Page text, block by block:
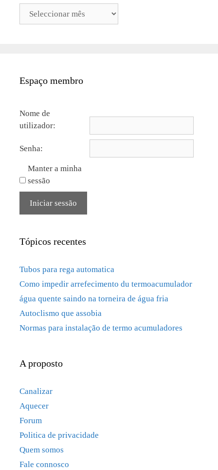
Arquivos
Espaço membro
Nome de
utilizador:
Senha:
Manter a minha
sessão
Iniciar sessão
Tópicos recentes
Tubos para rega automatica
Como impedir arrefecimento du termoacumulador
água quente saindo na torneira de água fria
Autoclismo que assobia
Normas para instalação de termo acumuladores
A proposto
Canalizar
Aquecer
Forum
Politica de privacidade
Quem somos
Fale connosco